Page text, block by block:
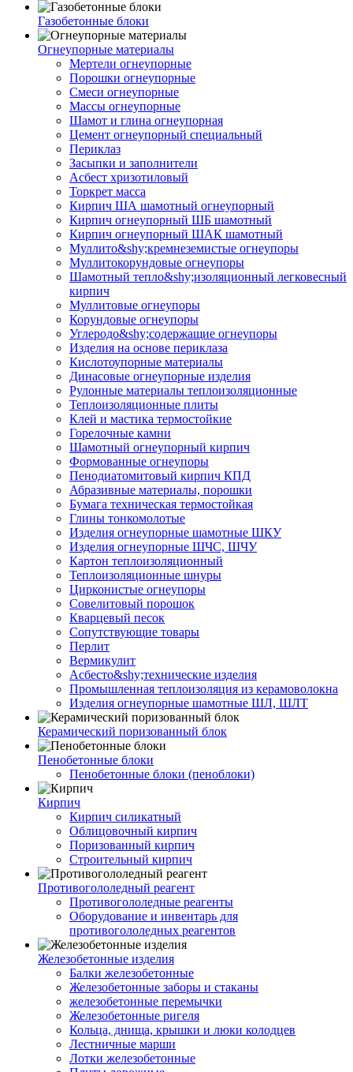
Газобетонные блоки
Огнеупорные материалы
Мертели огнеупорные
Порошки огнеупорные
Смеси огнеупорные
Массы огнеупорные
Шамот и глина огнеупорная
Цемент огнеупорный специальный
Периклаз
Засыпки и заполнители
Асбест хризотиловый
Торкрет масса
Кирпич ША шамотный огнеупорный
Кирпич огнеупорный ШБ шамотный
Кирпич огнеупорный ШАК шамотный
Муллито&shy;­кремнеземистые огнеупоры
Муллито­корундовые огнеупоры
Шамотный тепло&shy;изоляционный легковесный
кирпич
Муллитовые огнеупоры
Корундовые огнеупоры
Углеродо&shy;содержащие огнеупоры
Изделия на основе периклаза
Кислотоупорные материалы
Динасовые огнеупорные изделия
Рулонные материалы теплоизоляционные
Тепло­изоляционные плиты
Клей и мастика термостойкие
Горелочные камни
Шамотный огнеупорный кирпич
Формованные огнеупоры
Пенодиатомитовый кирпич КПД
Абразивные материалы, порошки
Бумага техническая термостойкая
Глины тонкомолотые
Изделия огнеупорные шамотные ШКУ
Изделия огнеупорные ШЧС, ШЧУ
Картон теплоизоляционный
Теплоизоляционные шнуры
Цирконистые огнеупоры
Совелитовый порошок
Кварцевый песок
Сопутствующие товары
Перлит
Вермикулит
Асбесто&shy;технические изделия
Промышленная теплоизоляция из керамоволокна
Изделия огнеупорные шамотные ШЛ, ШЛТ
Керамический поризованный блок
Пенобетонные блоки
Пенобетонные блоки (пеноблоки)
Кирпич
Кирпич силикатный
Облицовочный кирпич
Поризованный кирпич
Строительный кирпич
Противогололедный реагент
Противогололедные реагенты
Оборудование и инвентарь для
противогололедных реагентов
Железобетонные изделия
Балки железобетонные
Железобетонные заборы и стаканы
железобетонные перемычки
Железобетонные ригеля
Кольца, днища, крышки и люки колодцев
Лестничные марши
Лотки железобетонные